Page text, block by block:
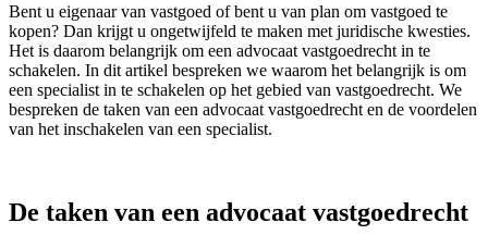
Bent u eigenaar van vastgoed of bent u van plan om vastgoed te
kopen? Dan krijgt u ongetwijfeld te maken met juridische kwesties.
Het is daarom belangrijk om een advocaat vastgoedrecht in te
schakelen. In dit artikel bespreken we waarom het belangrijk is om
een specialist in te schakelen op het gebied van vastgoedrecht. We
bespreken de taken van een advocaat vastgoedrecht en de voordelen
van het inschakelen van een specialist.
De taken van een advocaat vastgoedrecht